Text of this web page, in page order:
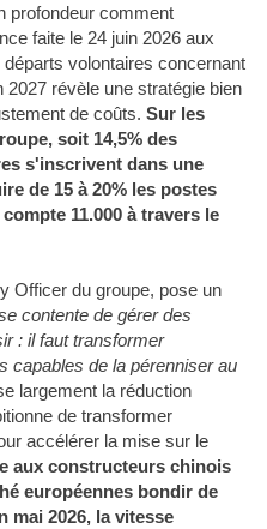
profondeur comment
faite le 24 juin 2026 aux
volontaires concernant
révèle une stratégie bien
de coûts. Sur les
soit 14,5% des
s'inscrivent dans une
de 15 à 20% les postes
11.000 à travers le
Officer du groupe, pose un
contente de gérer des
: il faut transformer
capables de la pérenniser au
largement la réduction
de transformer
accélérer la mise sur le
aux constructeurs chinois
européennes bondir de
mai 2026, la vitesse